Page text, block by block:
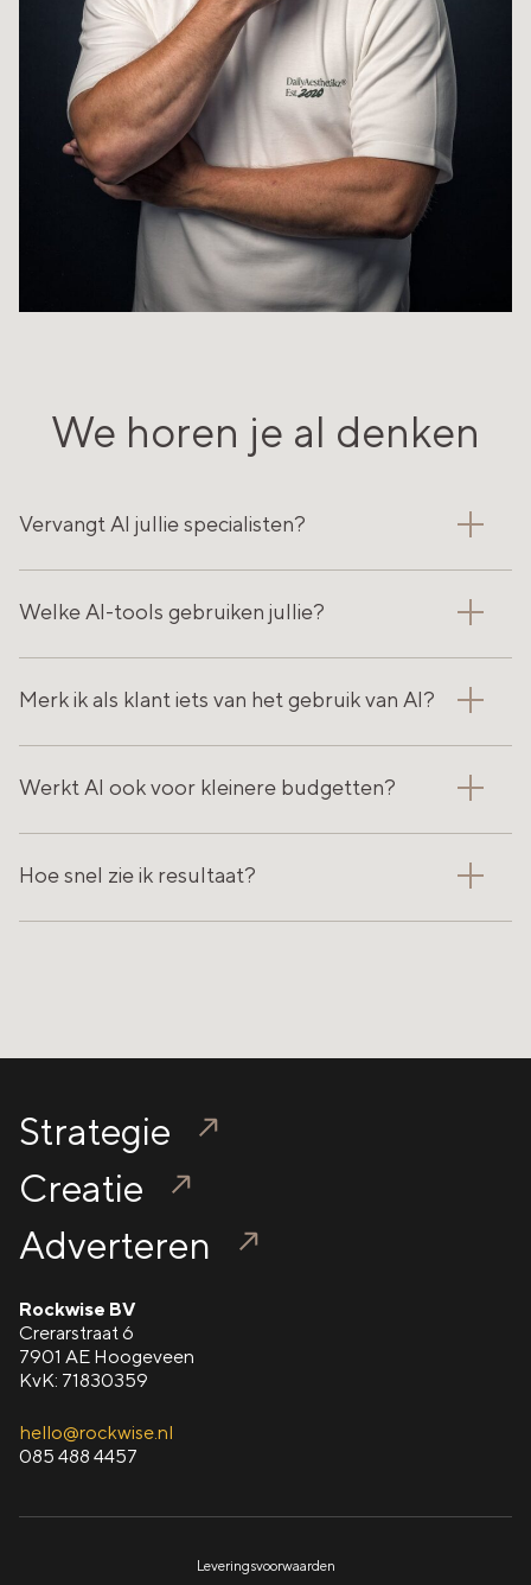
We horen je al denken
Vervangt AI jullie specialisten?
Welke AI-tools gebruiken jullie?
Merk ik als klant iets van het gebruik van AI?
Werkt AI ook voor kleinere budgetten?
Hoe snel zie ik resultaat?
Strategie
Creatie
Adverteren
Rockwise BV
Crerarstraat 6
7901 AE Hoogeveen
KvK: 71830359
hello@rockwise.nl
085 488 4457
Leveringsvoorwaarden